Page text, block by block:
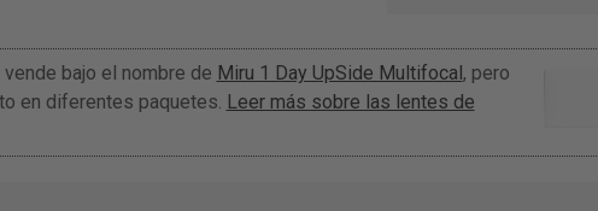
bajo el nombre de Miru 1 Day UpSide Multifocal, pero
en diferentes paquetes. Leer más sobre las lentes de